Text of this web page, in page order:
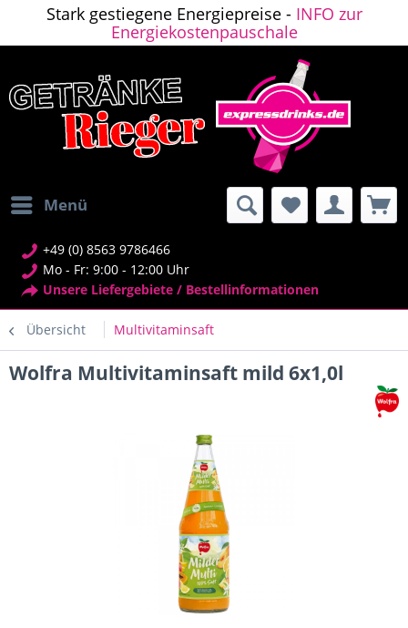
Stark gestiegene Energiepreise - INFO zur
Energiekostenpauschale
Menü
+49 (0) 8563 9786466
Mo - Fr: 9:00 - 12:00 Uhr
Unsere Liefergebiete / Bestellinformationen
Übersicht Multivitaminsaft
Wolfra Multivitaminsaft mild 6x1,0l